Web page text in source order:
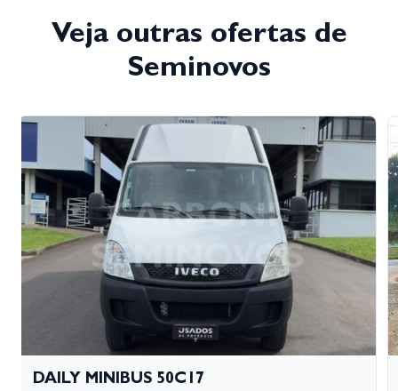
Veja outras ofertas de
Seminovos
DAILY MINIBUS 50C17